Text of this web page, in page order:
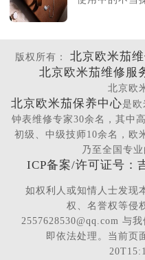
版权所有： 北京欧米茄
北京欧米茄维修服
北京欧
北京欧米茄保养中心是
钟表维修专家30余名，其中
初级、中级技师10余名，欧
乃至全国专
ICP备案/许可证号：
如权利人或知情人士发现
权、名誉权等侵
2557628530@qq.com 与
即依法处理。当前页